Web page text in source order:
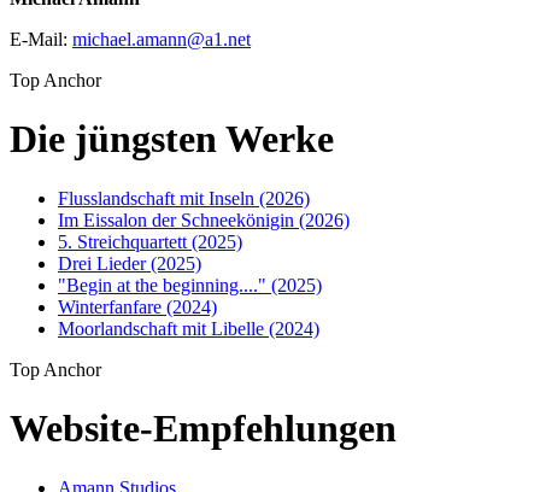
E-Mail: michael.amann@a1 .net
Top Anchor
Die jüngsten Werke
Flusslandschaft mit Inseln (2026)
Im Eissalon der Schneekönigin (2026)
5. Streichquartett (2025)
Drei Lieder (2025)
"Begin at the beginning...." (2025)
Winterfanfare (2024)
Moorlandschaft mit Libelle (2024)
Top Anchor
Website-Empfehlungen
Amann Studios